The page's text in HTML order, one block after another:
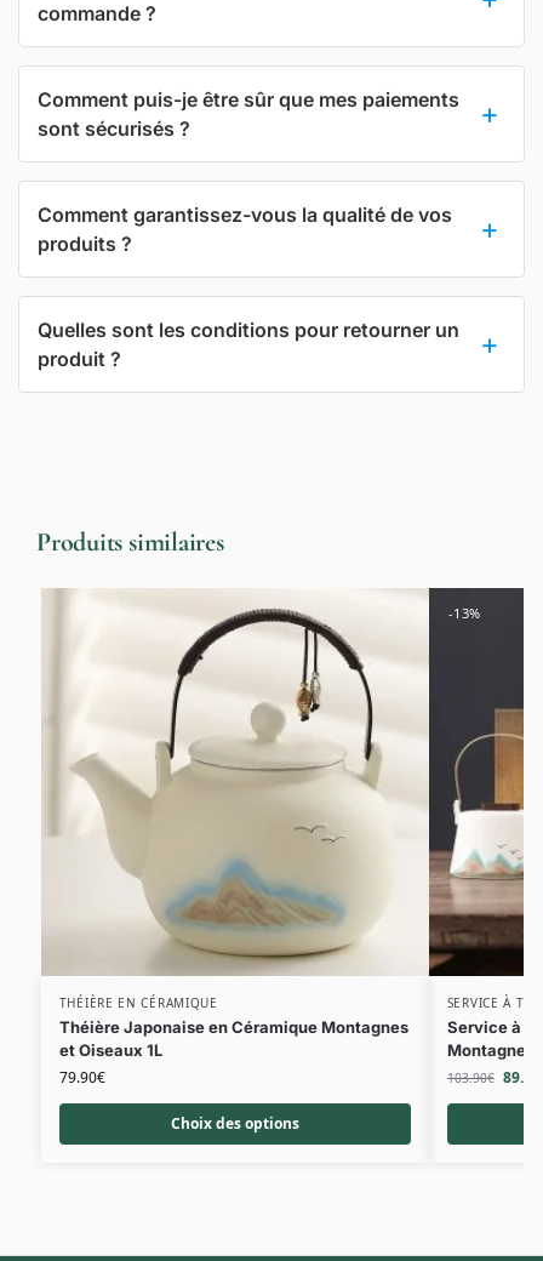
commande ?
Comment puis-je être sûr que mes paiements
sont sécurisés ?
Comment garantissez-vous la qualité de vos
produits ?
Quelles sont les conditions pour retourner un
produit ?
Produits similaires
THÉIÈRE EN CÉRAMIQUE
Théière Japonaise en Céramique Montagnes
et Oiseaux 1L
79.90€
Choix des options
-13%
SERVICE À
Service à
Montagnes
103.90€ 89.90